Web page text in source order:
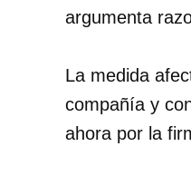
argumenta
La medida
compañía y
ahora por la